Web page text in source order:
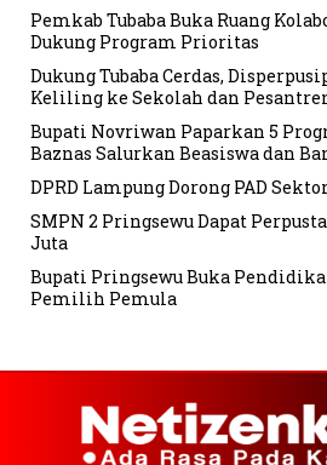
Pemkab Tubaba Buka Ruang
Dukung Program Prioritas
Dukung Tubaba Cerdas,
Keliling ke Sekolah dan
Bupati Novriwan Paparkan 5
Baznas Salurkan Beasiswa dan
DPRD Lampung Dorong PAD
SMPN 2 Pringsewu Dapat
Juta
Bupati Pringsewu Buka
Pemilih Pemula